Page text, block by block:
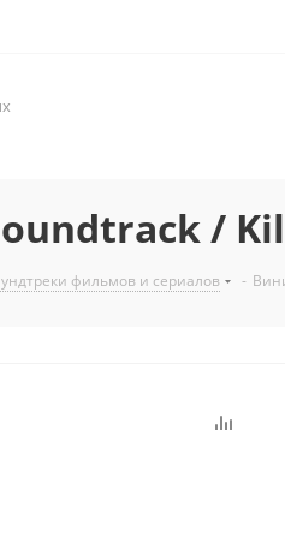
/
фильмов и сериалов -